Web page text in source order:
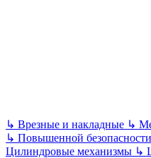
↳ Врезные и накладные ↳
↳ Повышенной безопасности
Цилиндровые механизмы ↳